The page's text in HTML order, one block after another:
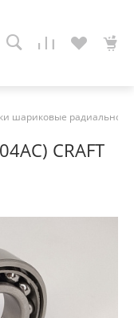
шариковые радиально-
CRAFT